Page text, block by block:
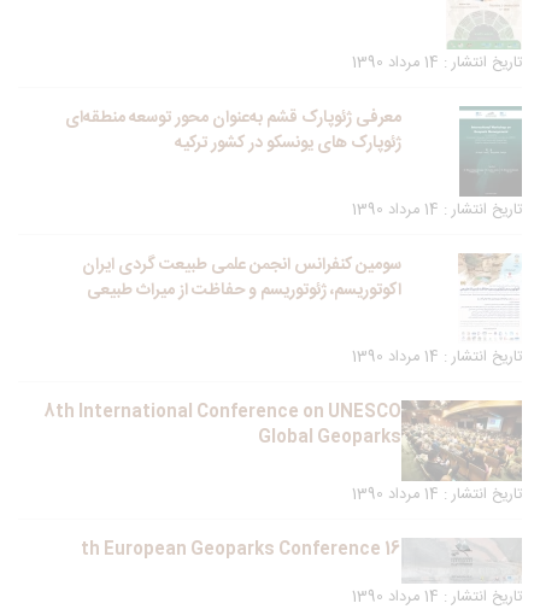
تاریخ انتشار : 14 مرداد 1390
معرفی ژئوپارک قشم به‌عنوان محور توسعه منطقه‌ای
ژئوپارک های یونسکو در کشور ترکیه
تاریخ انتشار : 14 مرداد 1390
سومین کنفرانس انجمن علمی طبیعت گردی ایران
اکوتوریسم، ژئوتوریسم و حفاظت از میراث طبیعی
تاریخ انتشار : 14 مرداد 1390
8th International Conference on UNESCO
Global Geoparks
تاریخ انتشار : 14 مرداد 1390
16 th European Geoparks Conference
تاریخ انتشار : 14 مرداد 1390